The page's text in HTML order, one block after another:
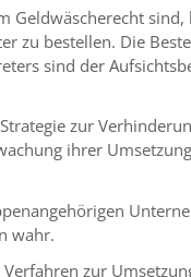
Geldwäscherecht sind,
zu bestellen. Die
sind der
zur
ihrer Umsetzung
wahr.
zur